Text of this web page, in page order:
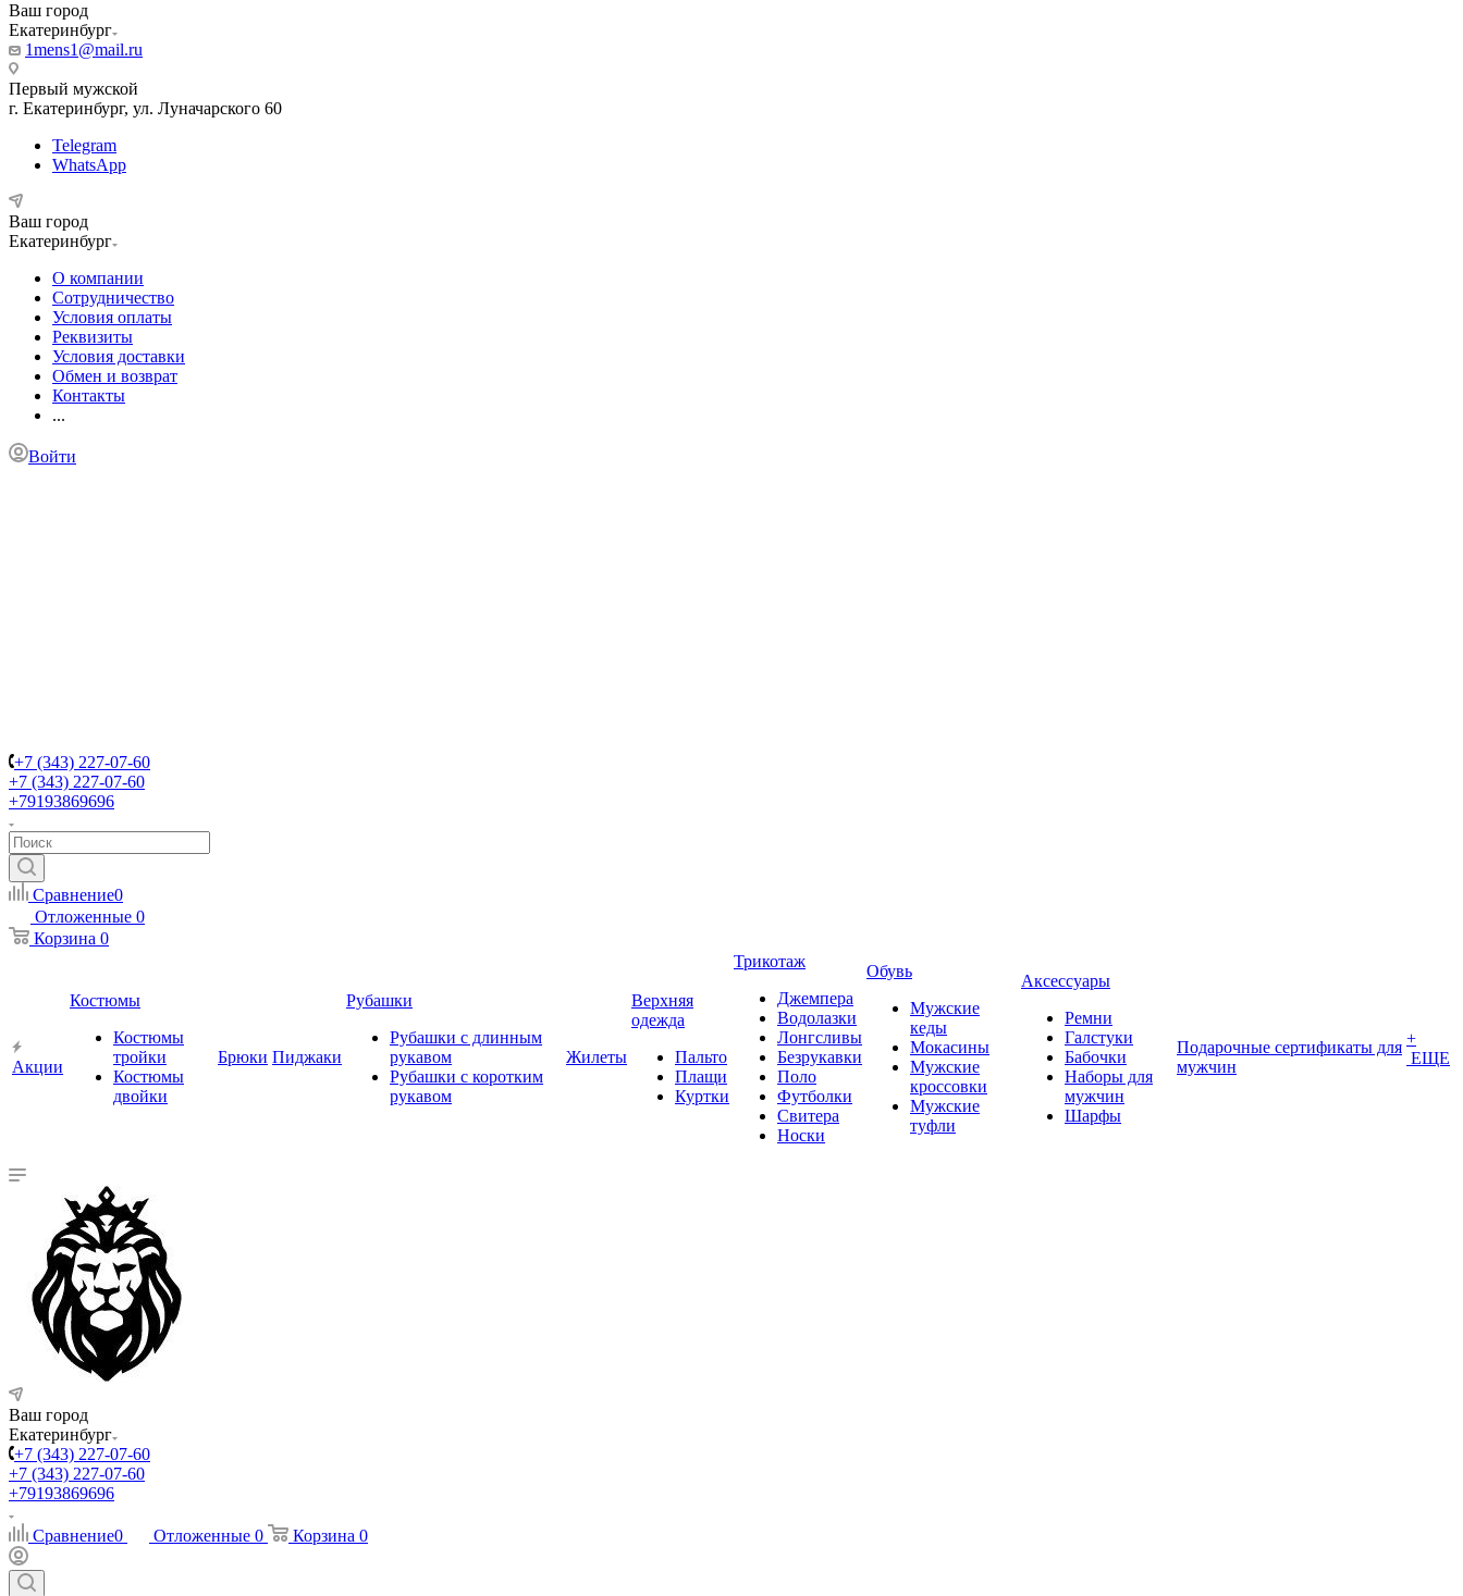
Ваш город
Екатеринбург
1mens1@mail.ru
Первый мужской
г. Екатеринбург, ул. Луначарского 60
Telegram
WhatsApp
Ваш город
Екатеринбург
О компании
Сотрудничество
Условия оплаты
Реквизиты
Условия доставки
Обмен и возврат
Контакты
...
Войти
+7 (343) 227-07-60
+7 (343) 227-07-60
+79193869696
Сравнение0
Отложенные 0
Корзина 0
Акции
Костюмы
Костюмы
тройки
Костюмы
двойки
Брюки Пиджаки
Рубашки
Рубашки с длинным
рукавом
Рубашки с коротким
рукавом
Жилеты
Верхняя
одежда
Пальто
Плащи
Куртки
Трикотаж
Джемпера
Водолазки
Лонгсливы
Безрукавки
Поло
Футболки
Свитера
Носки
Обувь
Мужские
кеды
Мокасины
Мужские
кроссовки
Мужские
туфли
Аксессуары
Ремни
Галстуки
Бабочки
Наборы для
мужчин
Шарфы
Подарочные сертификаты для
мужчин
+
ЕЩЕ
Ваш город
Екатеринбург
+7 (343) 227-07-60
+7 (343) 227-07-60
+79193869696
Сравнение0 Отложенные 0 Корзина 0